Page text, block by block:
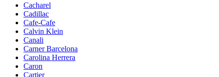
Cacharel
Cadillac
Cafe-Cafe
Calvin Klein
Canali
Carner Barcelona
Carolina Herrera
Caron
Cartier